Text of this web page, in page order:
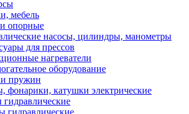
мебель
опорные
насосы, цилиндры, манометры
для прессов
нагреватели
оборудование
пружин
фонарики, катушки электрические
гидравлические